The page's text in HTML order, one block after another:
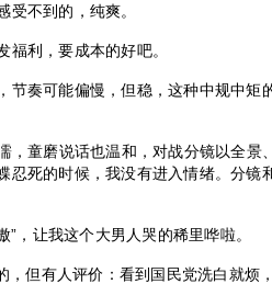
不到的，纯爽。
利，要成本的好吧。
奏可能偏慢，但稳，这种中规中矩
，童磨说话也温和，对战分镜以全景
忍死的时候，我没有进入情绪。分镜
，让我这个大男人哭的稀里哗啦。
但有人评价：看到国民党洗白就烦